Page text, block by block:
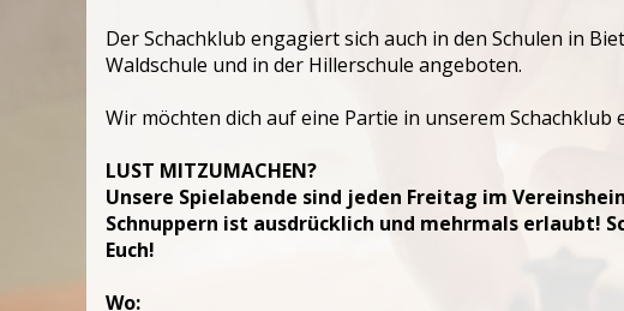
Der Schachklub engagiert sich auch in den Schulen in
Waldschule und in der Hillerschule angeboten.
Wir möchten dich auf eine Partie in unserem
LUST MITZUMACHEN?
Unsere Spielabende sind jeden Freitag im
Schnuppern ist ausdrücklich und mehrmals erlaubt!
Euch!
Wo: